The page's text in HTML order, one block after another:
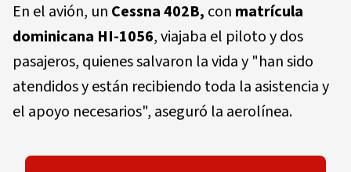
En el avión, un Cessna 402B, con matrícula
dominicana HI-1056, viajaba el piloto y dos
pasajeros, quienes salvaron la vida y "han sido
atendidos y están recibiendo toda la asistencia y
el apoyo necesarios", aseguró la aerolínea.